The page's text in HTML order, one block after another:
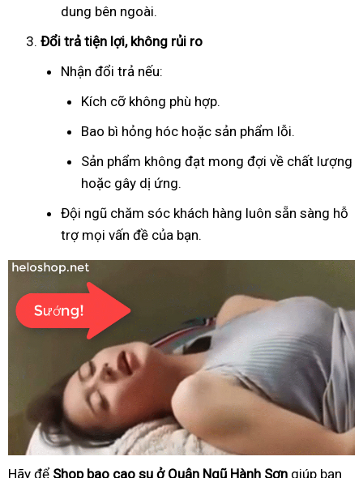
dung bên ngoài.
Đổi trả tiện lợi, không rủi ro
Nhận đổi trả nếu:
Kích cỡ không phù hợp.
Bao bì hỏng hóc hoặc sản phẩm lỗi.
Sản phẩm không đạt mong đợi về chất lượng
hoặc gây dị ứng.
Đội ngũ chăm sóc khách hàng luôn sẵn sàng hỗ
trợ mọi vấn đề của bạn.
Hãy để Shop bao cao su ở Quận Ngũ Hành Sơn giúp bạn